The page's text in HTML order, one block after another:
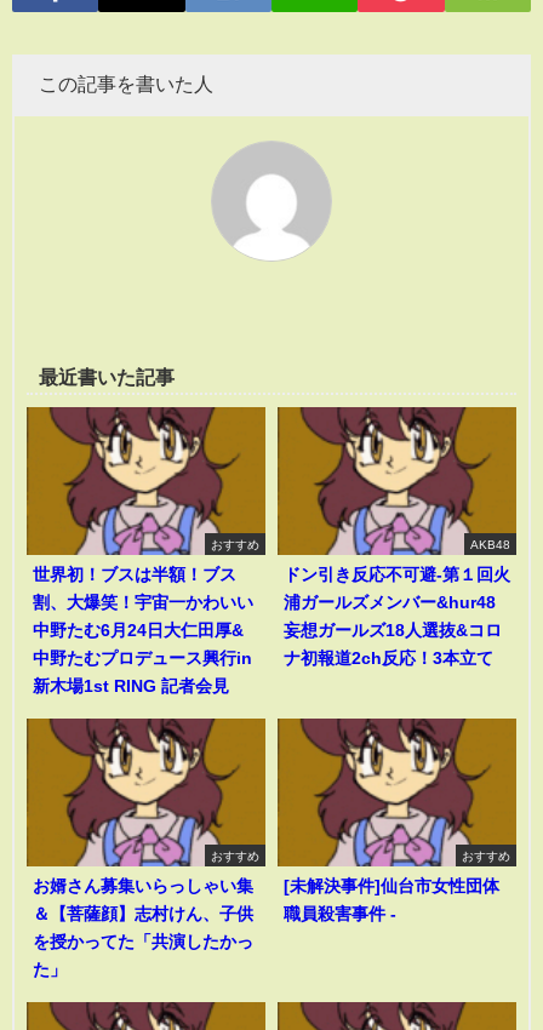
この記事を書いた人
最近書いた記事
おすすめ
世界初！ブスは半額！ブス
割、大爆笑！宇宙一かわいい
中野たむ6月24日大仁田厚&
中野たむプロデュース興行in
新木場1st RING 記者会見
AKB48
ドン引き反応不可避-第１回火
浦ガールズメンバー&hur48
妄想ガールズ18人選抜&コロ
ナ初報道2ch反応！3本立て
おすすめ
お婿さん募集いらっしゃい集
＆【菩薩顔】志村けん、子供
を授かってた「共演したかっ
た」
おすすめ
[未解決事件]仙台市女性団体
職員殺害事件 -